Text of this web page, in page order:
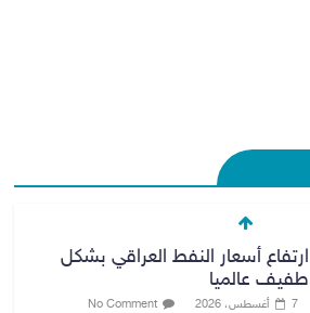
ارتفاع أسعار النفط العراقي بشكل
طفيف عالميا
7 أغسطس، 2026 No Comment